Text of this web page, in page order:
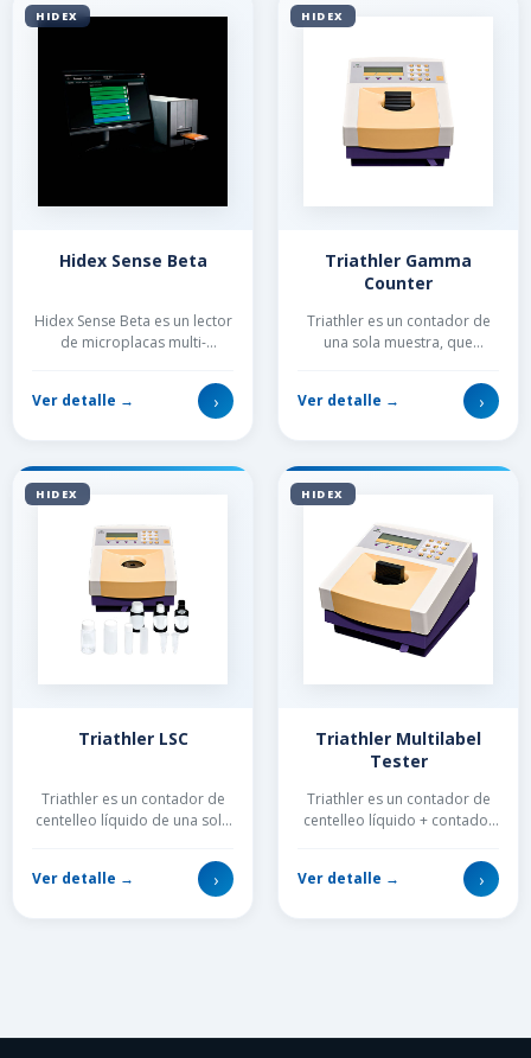
HIDEX
Hidex Sense Beta
Hidex Sense Beta es un lector
de microplacas multi-
rendimiento. Conjuga
tecnologías de centelleo l...
Ver detalle → ›
HIDEX
Triathler Gamma
Counter
Triathler es un contador de
una sola muestra, que
rápidos y precisos....
Ver detalle → ›
HIDEX
Triathler LSC
Triathler es un contador de
centelleo líquido de una sola
resultados rápidos y prec...
Ver detalle → ›
HIDEX
Triathler Multilabel
Tester
Triathler es un contador de
centelleo líquido + contador
una sola muestra, que
propor...
Ver detalle → ›